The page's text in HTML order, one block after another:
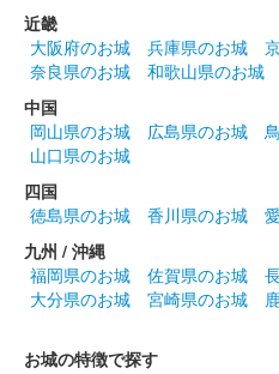
前橋城 御城印
前橋城 御城印 春限定
前橋城 御城印 春限定
前橋城 御城印
近畿
大阪府のお城
兵庫県のお城
奈良県のお城
和歌山県のお城
中国
岡山県のお城
広島県のお城
山口県のお城
四国
徳島県のお城
香川県のお城
九州 / 沖縄
福岡県のお城
佐賀県のお城
大分県のお城
宮崎県のお城
お城の特徴で探す